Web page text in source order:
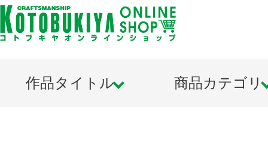
作品タイトル 商品カテゴリ